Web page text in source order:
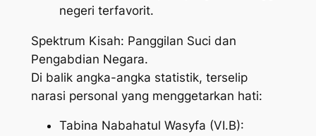
negeri terfavorit.
​Spektrum Kisah: Panggilan Suci dan
Pengabdian Negara.
​Di balik angka-angka statistik, terselip
narasi personal yang menggetarkan hati:
​Tabina Nabahatul Wasyfa (VI.B):